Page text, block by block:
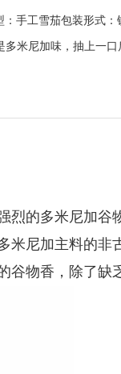
：手工雪茄包装形式
多米尼加味，抽上一
的多米尼加谷
尼加主料的非
谷物香，除了缺